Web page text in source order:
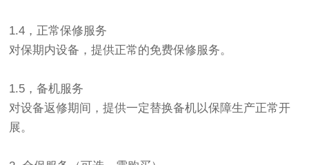
1.4，正常保修服务
对保期内设备，提供正常的免费保修服务。
1.5，备机服务
对设备返修期间，提供一定替换备机以保障生产正常开
展。